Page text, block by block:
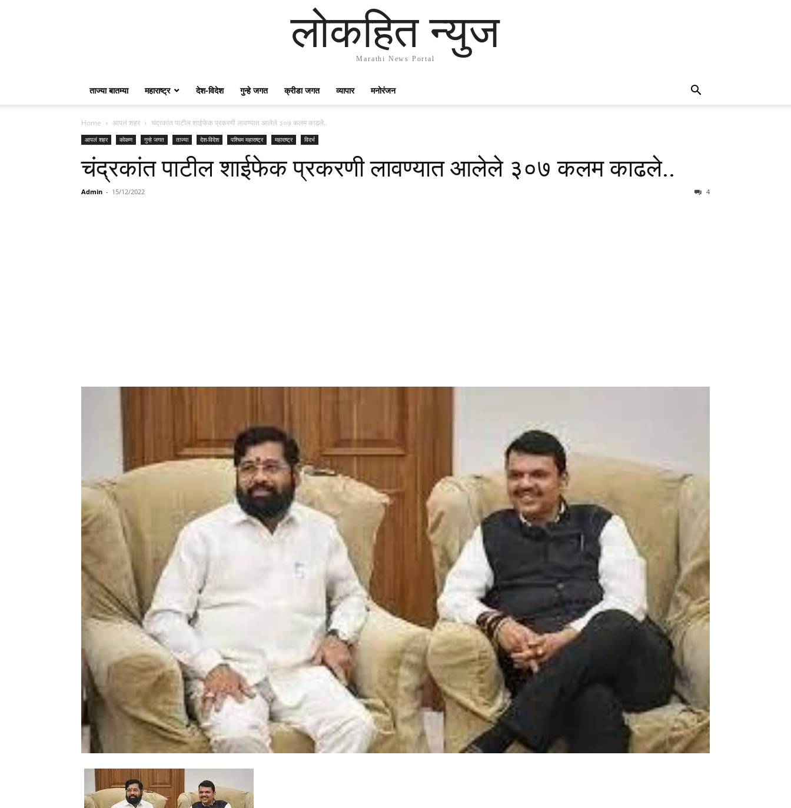
लोकहित न्युज
Marathi News Portal
ताज्या बातम्या महाराष्ट्र देश-विदेश गुन्हे जगत क्रीडा जगत व्यापार मनोरंजन
Home आपलं शहर चंद्रकांत पाटील शाईफेक प्रकरणी लावण्यात आलेले ३०७ कलम काढले..
आपलं शहर कोकण गुन्हे जगत ताज्या देश-विदेश पश्चिम महाराष्ट्र महाराष्ट्र विदर्भ
चंद्रकांत पाटील शाईफेक प्रकरणी लावण्यात आलेले ३०७ कलम काढले..
Admin - 15/12/2022 4